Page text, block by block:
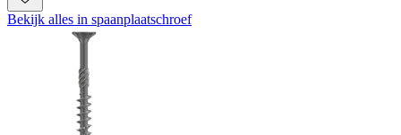
Bekijk alles in spaanplaatschroef